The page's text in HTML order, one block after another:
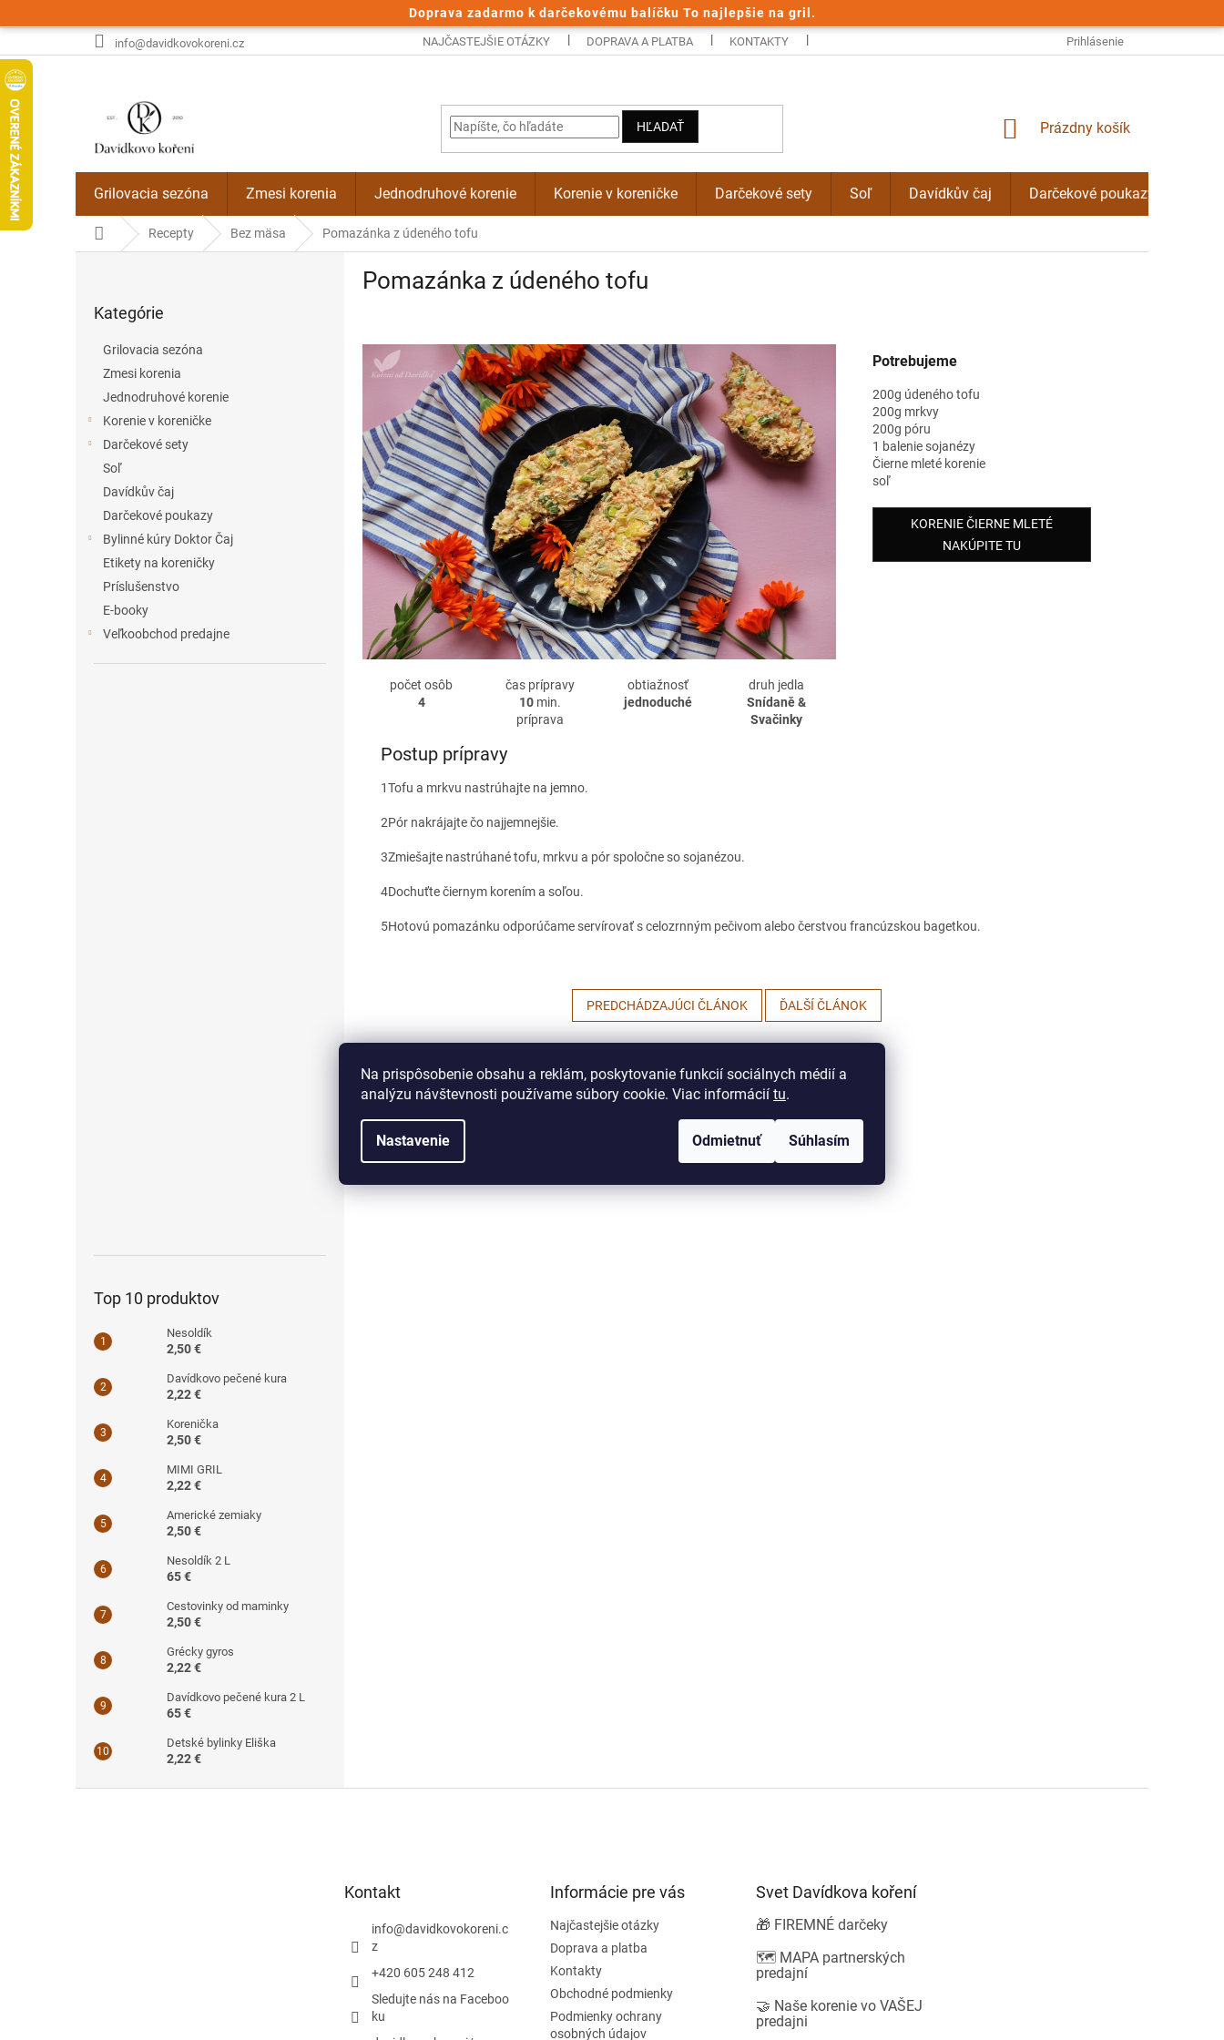
Doprava zadarmo k darčekovému balíčku To najlepšie na gril.
Na prispôsobenie obsahu a reklám, poskytovanie funkcií sociálnych médií a
analýzu návštevnosti používame súbory cookie. Viac informácií tu.
Nastavenie Odmietnuť Súhlasím
na
info@davidkovokoreni.cz NAJČASTEJŠIE OTÁZKY DOPRAVA A PLATBA KONTAKTY PODMIENKY OCHRANY OSOBNÝCH
Prihlásenie
HĽADAŤ
NÁKUPNÝ
Prázdny košík
Grilovacia sezóna Zmesi korenia Jednodruhové korenie Korenie v koreničke Darčekové sety Soľ Davídkův čaj Darčekové poukazy
DomovRecepty Bez mäsa Pomazánka z údeného tofu
kategórie
Kategórie
Grilovacia sezóna
Zmesi korenia
Jednodruhové korenie
Korenie v koreničke
Darčekové sety
Soľ
Davídkův čaj
Darčekové poukazy
Bylinné kúry Doktor Čaj
Etikety na koreničky
Príslušenstvo
E-booky
Veľkoobchod predajne
Top 10 produktov
Nesoldík
2,50 €
Davídkovo pečené kura
2,22 €
Korenička
2,50 €
MIMI GRIL
2,22 €
Americké zemiaky
2,50 €
Nesoldík 2 L
65 €
Cestovinky od maminky
2,50 €
Grécky gyros
2,22 €
Davídkovo pečené kura 2 L
65 €
Detské bylinky Eliška
2,22 €
Pomazánka z údeného tofu
počet osôb
4
čas prípravy
10min.
príprava
obtiažnosť
jednoduché
druh jedla
Snídaně &
Svačinky
Potrebujeme
200g údeného tofu
200g mrkvy
200g póru
1 balenie sojanézy
Čierne mleté korenie
soľ
KORENIE ČIERNE MLETÉ
NAKÚPITE TU
Postup prípravy
1Tofu a mrkvu nastrúhajte na jemno.
2Pór nakrájajte čo najjemnejšie.
3Zmiešajte nastrúhané tofu, mrkvu a pór spoločne so sojanézou.
4Dochuťte čiernym korením a soľou.
5Hotovú pomazánku odporúčame servírovať s celozrnným pečivom alebo čerstvou francúzskou bagetkou.
PREDCHÁDZAJÚCI ČLÁNOK ĎALŠÍ ČLÁNOK
Kontakt
info@davidkovokoreni.c
z
+420 605 248 412
Sledujte nás na Faceboo
ku
Informácie pre vás
Najčastejšie otázky
Doprava a platba
Kontakty
Obchodné podmienky
Podmienky ochrany
osobných údajov
Svet Davídkova koření
🎁 FIREMNÉ darčeky
🗺️ MAPA partnerských
predajní
🤝 Naše korenie vo VAŠEJ
predajni